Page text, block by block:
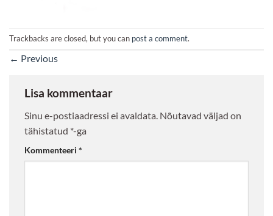
Trackbacks are closed, but you can post a comment.
← Previous
Lisa kommentaar
Sinu e-postiaadressi ei avaldata. Nõutavad väljad on
tähistatud *-ga
Kommenteeri *